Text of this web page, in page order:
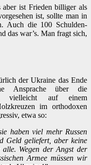
ist Frieden billiger als
ist, sollte man in
Auch die 100 Schulden-
das war’s. Man fragt sich,
der Ukraine das Ende
Ansprache über die
vielleicht auf einem
im orthodoxen
etwa so:
haben viel mehr Russen
Geld geliefert, aber keine
Wegen der Angst der
Armee müssen wir